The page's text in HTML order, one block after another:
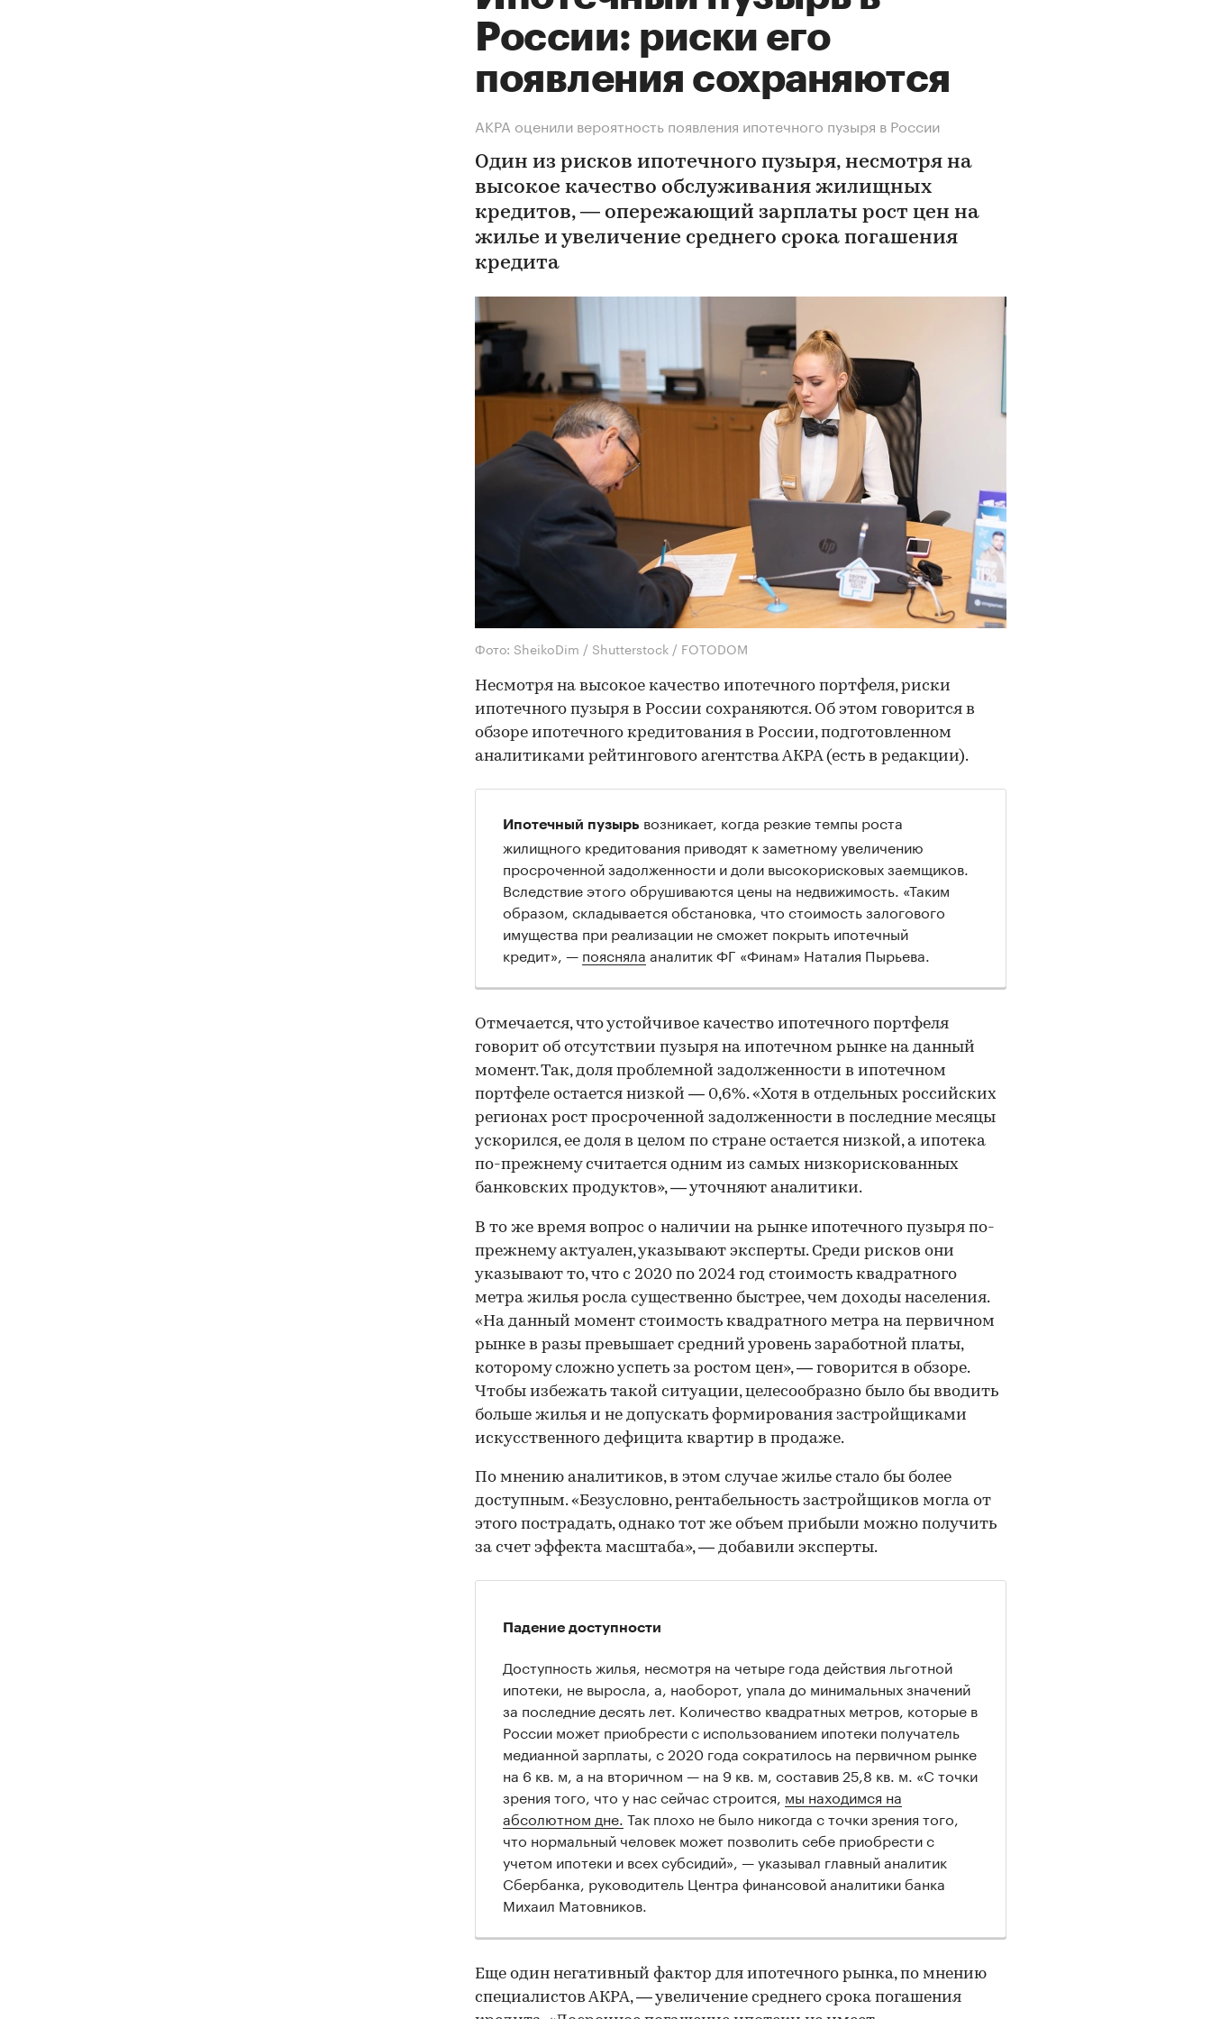
России: риски его
появления сохраняются
АКРА оценили вероятность появления ипотечного пузыря в России
Один из рисков ипотечного пузыря, несмотря на
высокое качество обслуживания жилищных
кредитов, — опережающий зарплаты рост цен на
жилье и увеличение среднего срока погашения
кредита
Фото: SheikoDim / Shutterstock / FOTODOM
Несмотря на высокое качество ипотечного портфеля, риски
ипотечного пузыря в России сохраняются. Об этом говорится в
обзоре ипотечного кредитования в России, подготовленном
аналитиками рейтингового агентства АКРА (есть в редакции).
Ипотечный пузырь возникает, когда резкие темпы роста
жилищного кредитования приводят к заметному увеличению
просроченной задолженности и доли высокорисковых заемщиков.
Вследствие этого обрушиваются цены на недвижимость. «Таким
образом, складывается обстановка, что стоимость залогового
имущества при реализации не сможет покрыть ипотечный
кредит», — поясняла аналитик ФГ «Финам» Наталия Пырьева.
Отмечается, что устойчивое качество ипотечного портфеля
говорит об отсутствии пузыря на ипотечном рынке на данный
момент. Так, доля проблемной задолженности в ипотечном
портфеле остается низкой — 0,6%. «Хотя в отдельных российских
регионах рост просроченной задолженности в последние месяцы
ускорился, ее доля в целом по стране остается низкой, а ипотека
по-прежнему считается одним из самых низкорискованных
банковских продуктов», — уточняют аналитики.
В то же время вопрос о наличии на рынке ипотечного пузыря по-
прежнему актуален, указывают эксперты. Среди рисков они
указывают то, что с 2020 по 2024 год стоимость квадратного
метра жилья росла существенно быстрее, чем доходы населения.
«На данный момент стоимость квадратного метра на первичном
рынке в разы превышает средний уровень заработной платы,
которому сложно успеть за ростом цен», — говорится в обзоре.
Чтобы избежать такой ситуации, целесообразно было бы вводить
больше жилья и не допускать формирования застройщиками
искусственного дефицита квартир в продаже.
По мнению аналитиков, в этом случае жилье стало бы более
доступным. «Безусловно, рентабельность застройщиков могла от
этого пострадать, однако тот же объем прибыли можно получить
за счет эффекта масштаба», — добавили эксперты.
Падение доступности
Доступность жилья, несмотря на четыре года действия льготной
ипотеки, не выросла, а, наоборот, упала до минимальных значений
за последние десять лет. Количество квадратных метров, которые в
России может приобрести с использованием ипотеки получатель
медианной зарплаты, с 2020 года сократилось на первичном рынке
на 6 кв. м, а на вторичном — на 9 кв. м, составив 25,8 кв. м. «С точки
зрения того, что у нас сейчас строится, мы находимся на
абсолютном дне. Так плохо не было никогда с точки зрения того,
что нормальный человек может позволить себе приобрести с
учетом ипотеки и всех субсидий», — указывал главный аналитик
Сбербанка, руководитель Центра финансовой аналитики банка
Михаил Матовников.
Еще один негативный фактор для ипотечного рынка, по мнению
специалистов АКРА, — увеличение среднего срока погашения